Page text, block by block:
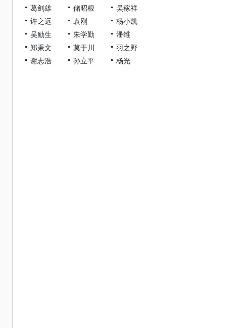
葛剑雄
储昭根
吴稼祥
许之远
袁刚
杨小凯
吴励生
朱学勤
潘维
郑秉文
莫于川
羽之野
谢志浩
孙立平 杨光